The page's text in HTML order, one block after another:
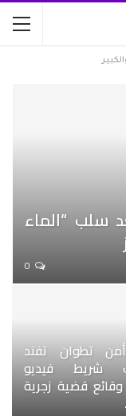
سلب “الماء
تطوان تفند
شريط فيديو
قضية زجرية